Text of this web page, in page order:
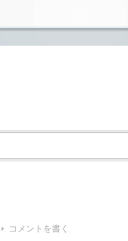
コメントを書く